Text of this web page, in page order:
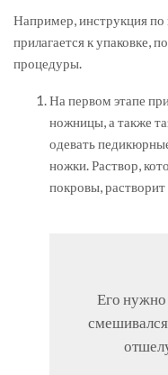
Например, инструкция
прилагается к упаковке,
процедуры.
На первом этапе
ножницы, а также
одевать
ножки. Раствор,
покровы, растворит
Его нужно